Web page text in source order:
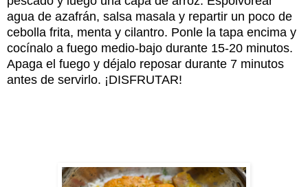
agua de azafrán, salsa masala y repartir un poco de
cebolla frita, menta y cilantro. Ponle la tapa encima y
cocínalo a fuego medio-bajo durante 15-20 minutos.
Apaga el fuego y déjalo reposar durante 7 minutos
antes de servirlo. ¡DISFRUTAR!